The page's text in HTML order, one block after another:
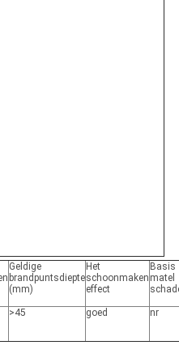
Geldige
brandpuntsdiepte
(mm)
Het
schoonmaken
effect
Basis
matel
>45 goed nr